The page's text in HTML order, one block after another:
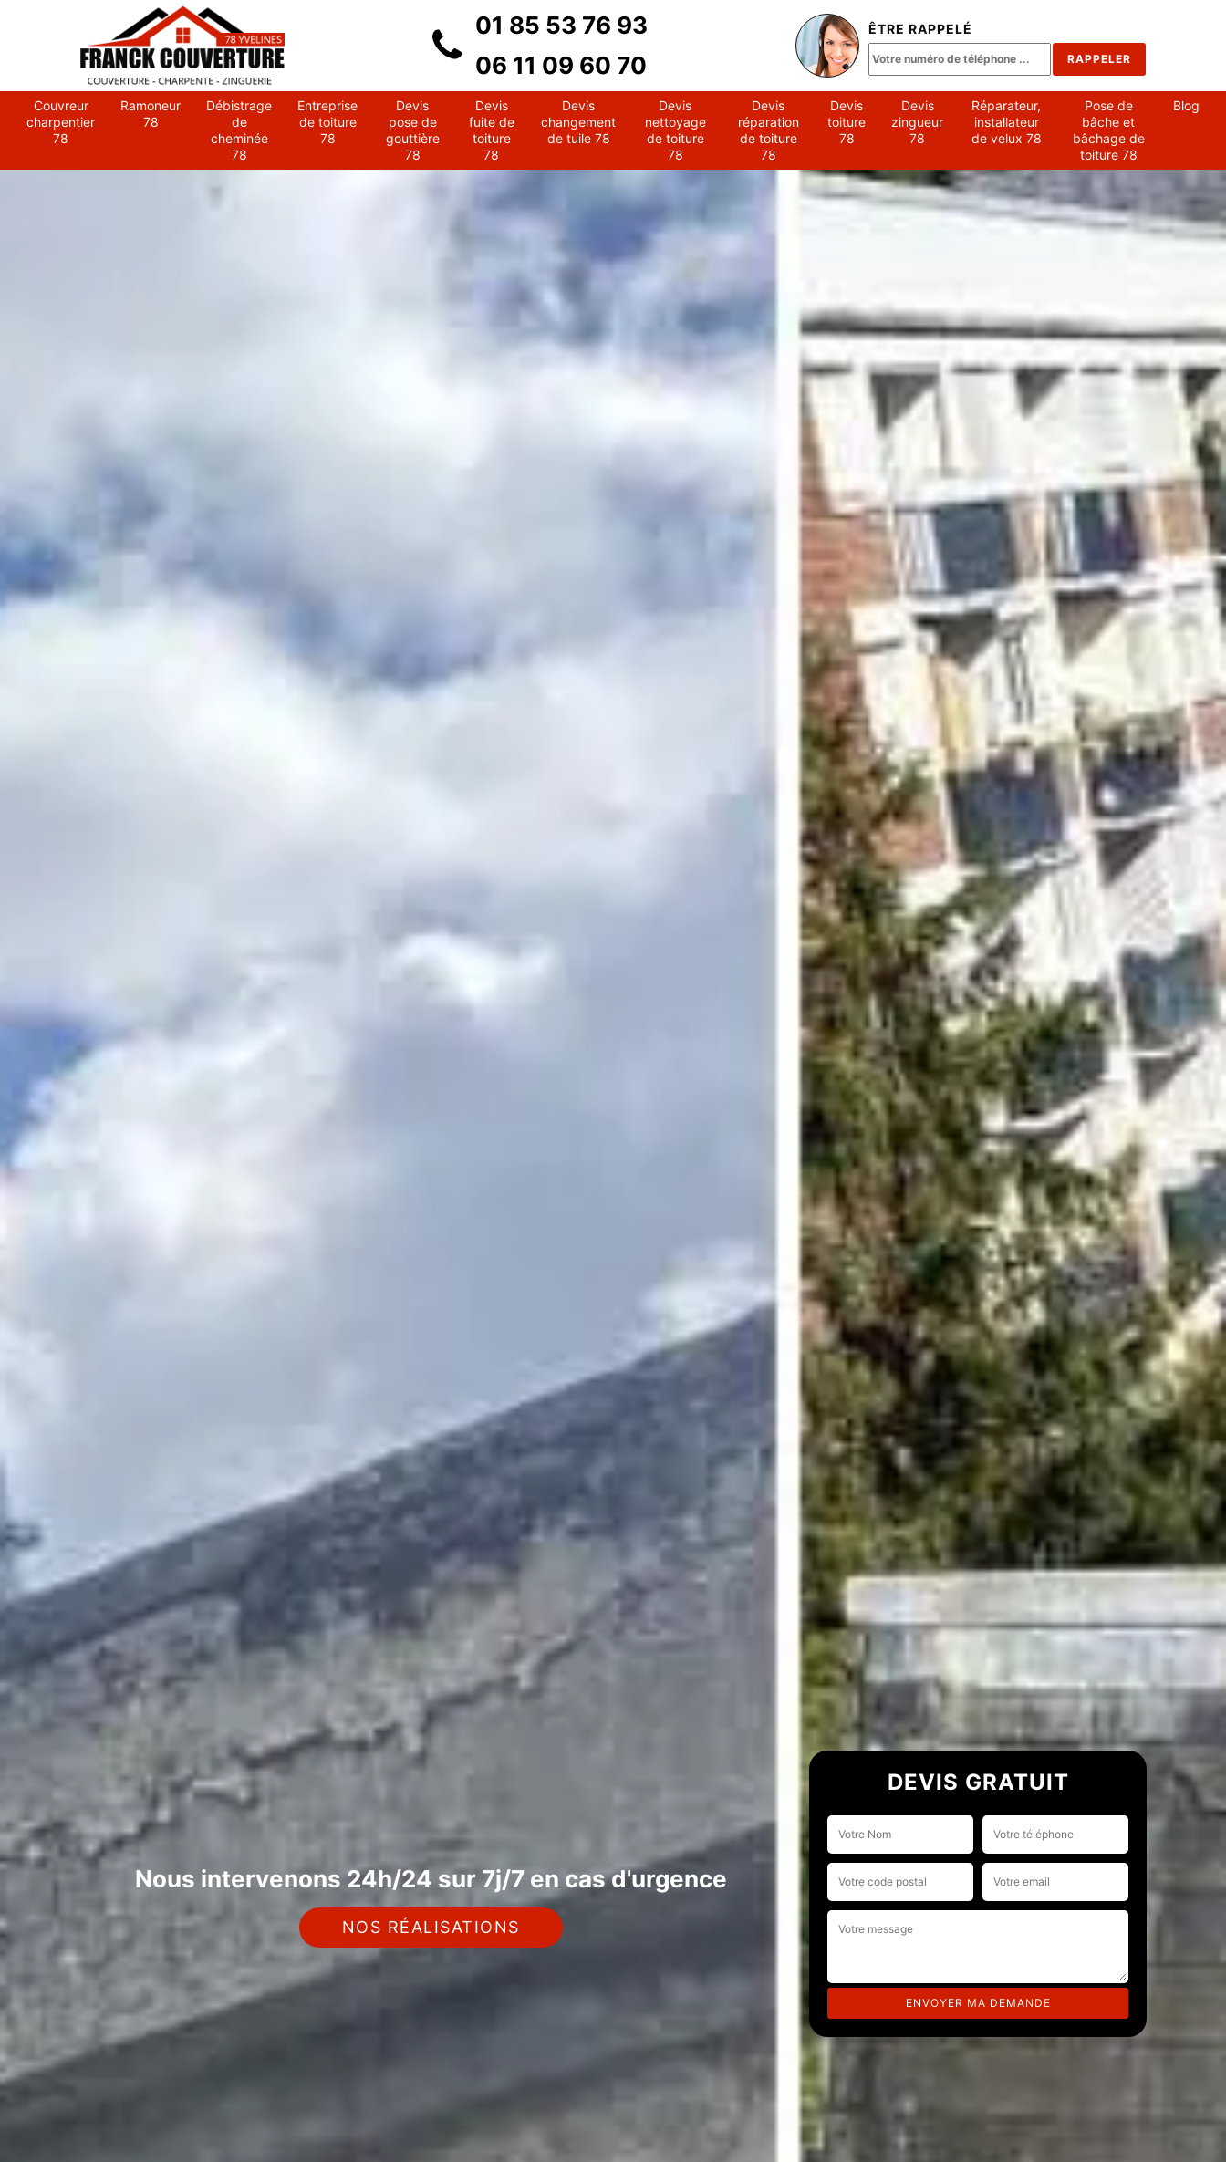
01 85 53 76 93
06 11 09 60 70
ÊTRE RAPPELÉ
Couvreur
charpentier
78
Ramoneur
78
Débistrage
de
cheminée
78
Entreprise
de toiture
78
Devis
pose de
gouttière
78
Devis
fuite de
toiture
78
Devis
changement
de tuile 78
Devis
nettoyage
de toiture
78
Devis
réparation
de toiture
78
Devis
toiture
78
Devis
zingueur
78
Réparateur,
installateur
de velux 78
Pose de
bâche et
bâchage de
toiture 78
Blog
Nous intervenons 24h/24 sur 7j/7 en cas d'urgence
NOS RÉALISATIONS
DEVIS GRATUIT